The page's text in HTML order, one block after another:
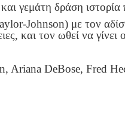
γεμάτη δράση
Johnson) με τον
και τον ωθεί να
Ariana DeBose, Fred